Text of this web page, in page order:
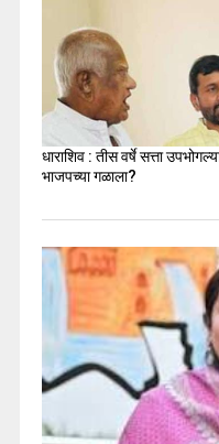
धाराशिव : तीस वर्षे सत्ता
भाजपच्या गळाला?